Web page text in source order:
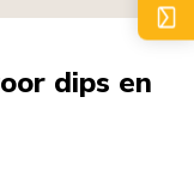
dips en